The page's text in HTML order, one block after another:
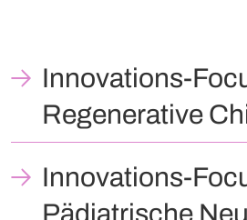
Innovations-
Regenerative
Innovations-
Pädiatrische